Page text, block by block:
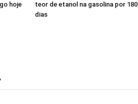
hoje
teor de etanol na gasolina por 180
dias